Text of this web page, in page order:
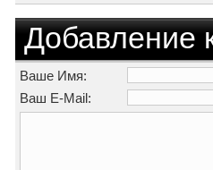
Добавление
Ваше Имя:
Ваш E-Mail: